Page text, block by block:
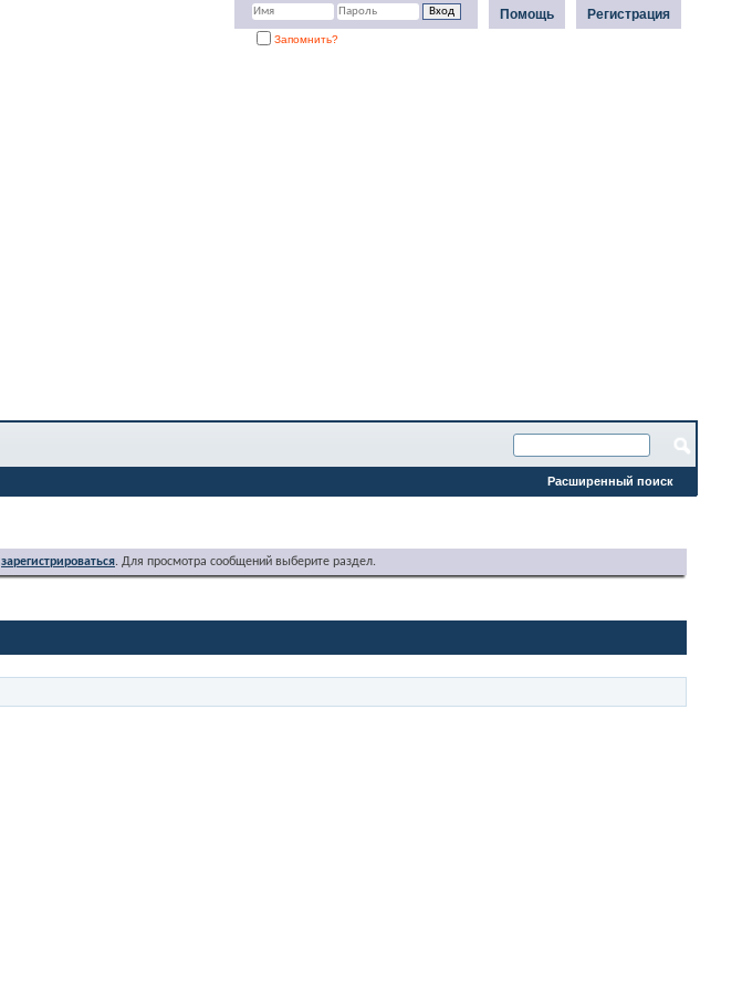
Регистрация
Помощь
Запомнить?
Расширенный поиск
зарегистрироваться. Для просмотра сообщений выберите раздел.